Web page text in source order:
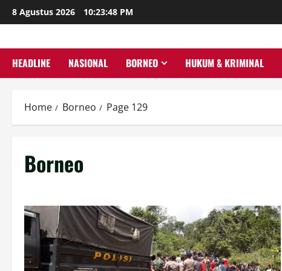
Skip
to
8 Agustus 2026 10:23:50 PM
HEADLINE NASIONAL BORNEO HUKUM & KRIMINAL
Home Borneo Page 129
Borneo